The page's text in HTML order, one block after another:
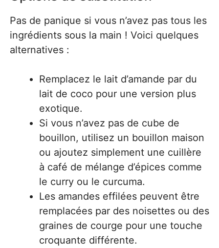
Pas de panique si vous n’avez pas tous les
ingrédients sous la main ! Voici quelques
alternatives :
Remplacez le lait d’amande par du
lait de coco pour une version plus
exotique.
Si vous n’avez pas de cube de
bouillon, utilisez un bouillon maison
ou ajoutez simplement une cuillère
à café de mélange d’épices comme
le curry ou le curcuma.
Les amandes effilées peuvent être
remplacées par des noisettes ou des
graines de courge pour une touche
croquante différente.